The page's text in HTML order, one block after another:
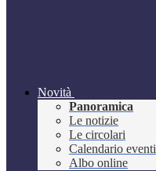
Novità
Panoramica
Le notizie
Le circolari
Calendario eventi
Albo online